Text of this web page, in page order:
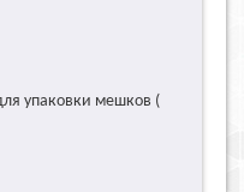
упаковки мешков (